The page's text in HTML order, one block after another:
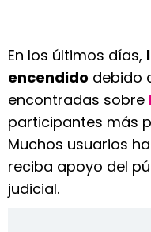
En los últimos días,
encendido debido
encontradas sobre
participantes más
Muchos usuarios
reciba apoyo del
judicial.